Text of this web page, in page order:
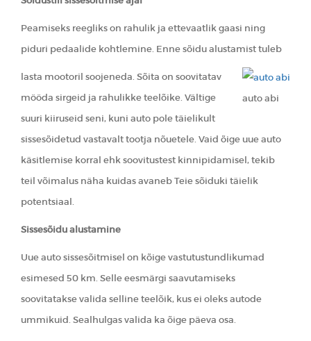
Peamiseks reegliks on rahulik ja ettevaatlik gaasi ning
piduri pedaalide kohtlemine. Enne sõidu alustamist tuleb
auto abi
lasta mootoril soojeneda. Sõita on soovitatav
mööda sirgeid ja rahulikke teelõike. Vältige
suuri kiiruseid seni, kuni auto pole täielikult
sissesõidetud vastavalt tootja nõuetele. Vaid õige uue auto
käsitlemise korral ehk soovitustest kinnipidamisel, tekib
teil võimalus näha kuidas avaneb Teie sõiduki täielik
potentsiaal.
Sissesõidu alustamine
Uue auto sissesõitmisel on kõige vastutustundlikumad
esimesed 50 km. Selle eesmärgi saavutamiseks
soovitatakse valida selline teelõik, kus ei oleks autode
ummikuid. Sealhulgas valida ka õige päeva osa.